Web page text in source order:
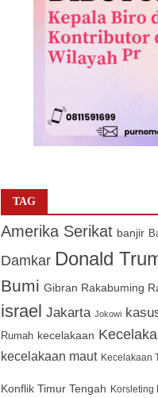
TAG
Amerika Serikat banjir
Damkar Donald
Bumi Gibran Rakabuming
israel Jakarta Jokowi
Rumah kecelakaan
kecelakaan maut Kecelakaan
Konflik Timur Tengah Korsleting